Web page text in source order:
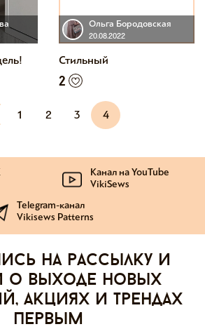
Ольга Бородовская
20.08.2022
Стильный
2
1 2 3 4
Канал на YouTube
VikiSews
Telegram-канал
Vikisews Patterns
на рассылку и
о выходе новых
акциях и трендах
первым